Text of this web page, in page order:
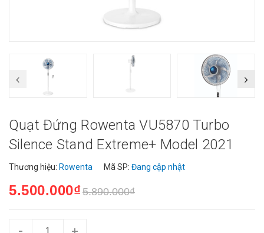
Quạt Đứng Rowenta VU5870 Turbo
Silence Stand Extreme+ Model 2021
Thương hiệu: Rowenta Mã SP: Đang cập nhật
5.500.000₫5.890.000₫